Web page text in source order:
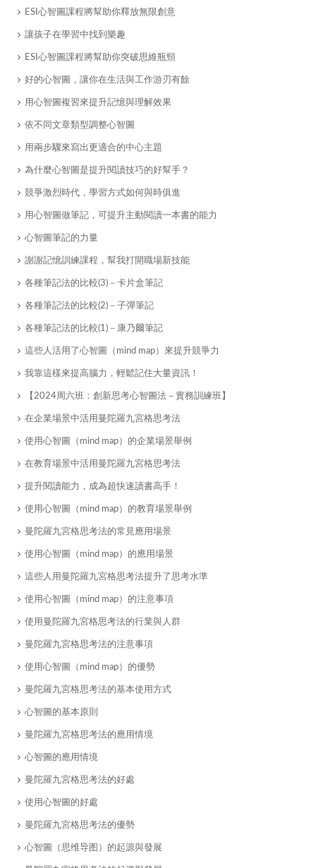
ESI心智圖課程將幫助你釋放無限創意
讓孩子在學習中找到樂趣
ESI心智圖課程將幫助你突破思維瓶頸
好的心智圖，讓你在生活與工作游刃有餘
用心智圖複習來提升記憶與理解效果
​依不同文章類型調整心智圖
用兩步驟來寫出更適合的中心主題
為什麼心智圖是提升閱讀技巧的好幫手？
競爭激烈時代，學習方式如何與時俱進
用心智圖做筆記，可提升主動閱讀一本書的能力
心智圖筆記的力量
謝謝記憶訓練課程，幫我打開職場新技能
各種筆記法的比較(3)－卡片盒筆記
​各種筆記法的比較(2)－子彈筆記
各種筆記法的比較(1)－康乃爾筆記
​這些人活用了心智圖（mind map）來提升競爭力
我靠這樣來提高腦力，輕鬆記住大量資訊！
【2024周六班：創新思考心智圖法－實務訓練班】
在企業場景中活用曼陀羅九宮格思考法
使用心智圖（mind map）的企業場景舉例
在教育場景中活用曼陀羅九宮格思考法
提升閱讀能力，成為超快速讀書高手！
使用心智圖（mind map）的教育場景舉例
曼陀羅九宮格思考法的常見應用場景
使用心智圖（mind map）的應用場景
這些人用曼陀羅九宮格思考法提升了思考水準
使用心智圖（mind map）的注意事項
使用曼陀羅九宮格思考法的行業與人群
曼陀羅九宮格思考法的注意事項
​使用心智圖（mind map）的優勢
曼陀羅九宮格思考法的基本使用方式
​心智圖的基本原則
​曼陀羅九宮格思考法的應用情境
心智圖的應用情境
​曼陀羅九宮格思考法的好處
使用心智圖的好處
曼陀羅九宮格思考法的優勢
​心智圖（思维导图）的起源與發展